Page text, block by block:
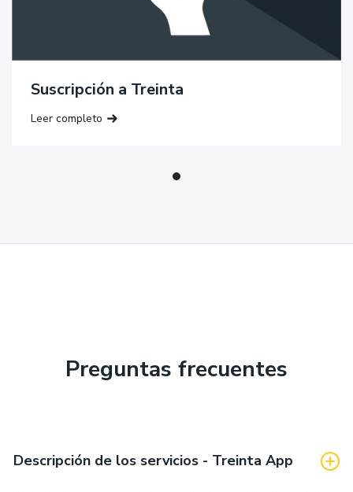
Suscripción a Treinta
Leer completo
Preguntas frecuentes
Descripción de los servicios - Treinta App